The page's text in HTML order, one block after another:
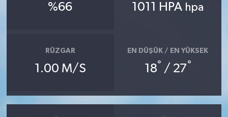
%66 1011 HPA hpa
RÜZGAR
1.00 M/S
EN DÜŞÜK / EN YÜKSEK
18° / 27°